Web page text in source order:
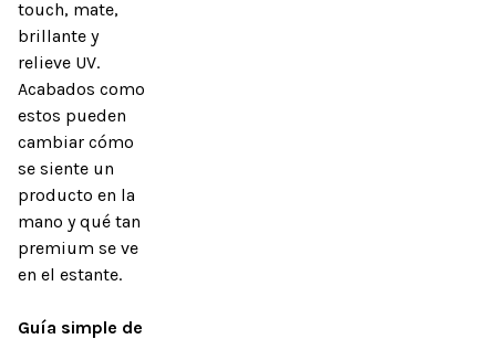
touch, mate,
brillante y
relieve UV.
Acabados como
estos pueden
cambiar cómo
se siente un
producto en la
mano y qué tan
premium se ve
en el estante.
Guía simple de